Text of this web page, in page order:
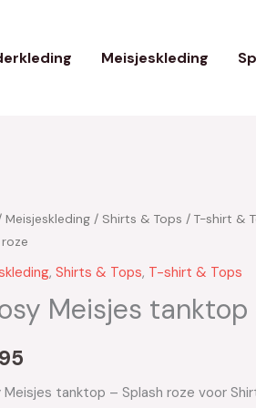
Meisjeskleding
Meisjeskleding / Shirts & Tops / T-shirt &
, Shirts & Tops, T-shirt & Tops
Meisjes
Meisjes tanktop – Splash roze voor